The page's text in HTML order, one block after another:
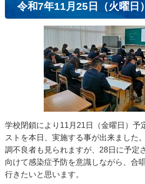
令和7年11月25日（火曜日）
学校閉鎖により11月21日（金曜日）予
ストを本日、実施する事が出来ました
調不良者も見られますが、28日に予定
向けて感染症予防を意識しながら、合
行きたいと思います。